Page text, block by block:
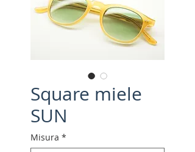
Square miele
SUN
Misura *